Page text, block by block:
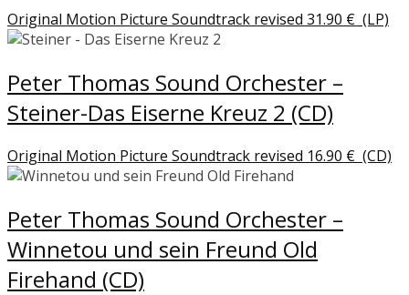
Original Motion Picture Soundtrack revised 31.90 € (LP)
Peter Thomas Sound Orchester –
Steiner-Das Eiserne Kreuz 2 (CD)
Original Motion Picture Soundtrack revised 16.90 € (CD)
Peter Thomas Sound Orchester –
Winnetou und sein Freund Old
Firehand (CD)